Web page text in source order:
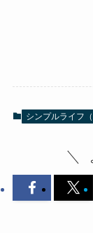
シンプルライフ（